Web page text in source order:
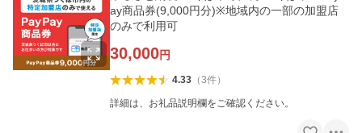
ay商品券(9,000円分)※地域内の一部の加盟店
のみで利用可
30,000円
4.33（3件）
詳細は、お礼品説明欄をご確認ください。